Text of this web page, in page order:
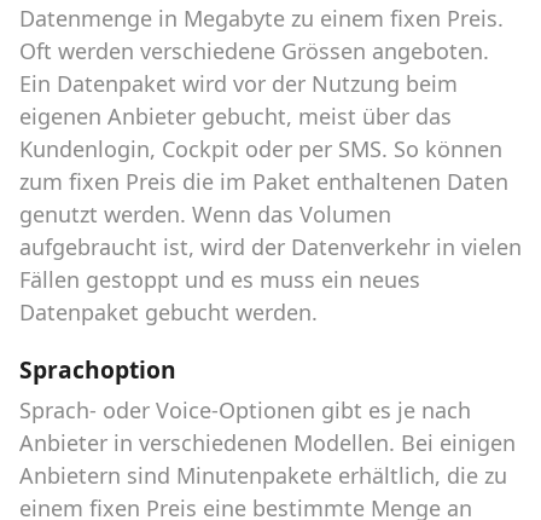
Datenmenge in Megabyte zu einem fixen Preis.
Oft werden verschiedene Grössen angeboten.
Ein Datenpaket wird vor der Nutzung beim
eigenen Anbieter gebucht, meist über das
Kundenlogin, Cockpit oder per SMS. So können
zum fixen Preis die im Paket enthaltenen Daten
genutzt werden. Wenn das Volumen
aufgebraucht ist, wird der Datenverkehr in vielen
Fällen gestoppt und es muss ein neues
Datenpaket gebucht werden.
Sprachoption
Sprach- oder Voice-Optionen gibt es je nach
Anbieter in verschiedenen Modellen. Bei einigen
Anbietern sind Minutenpakete erhältlich, die zu
einem fixen Preis eine bestimmte Menge an